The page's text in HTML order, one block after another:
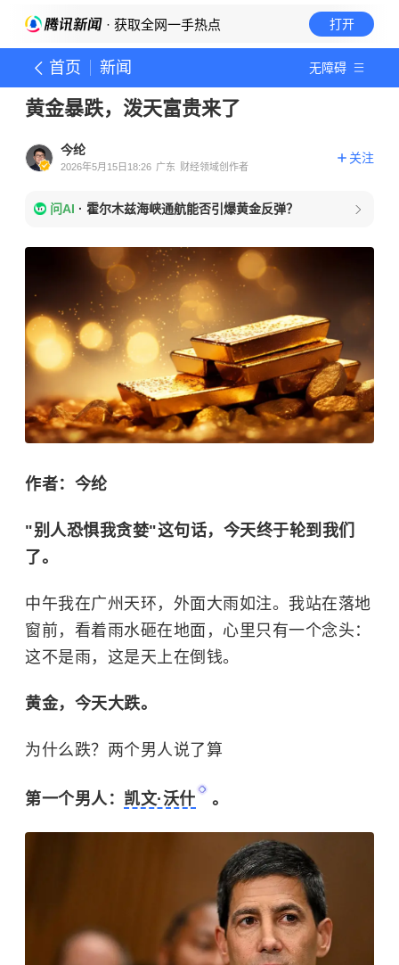
· 获取全网一手热点 打开
首页 新闻 无障碍
黄金暴跌，泼天富贵来了
今纶
2026年5月15日18:26 广东 财经领域创作者
关注
问AI · 霍尔木兹海峡通航能否引爆黄金反弹？
作者：今纶
"别人恐惧我贪婪"这句话，今天终于轮到我们
了。
中午我在广州天环，外面大雨如注。我站在落地
窗前，看着雨水砸在地面，心里只有一个念头：
这不是雨，这是天上在倒钱。
黄金，今天大跌。
为什么跌？两个男人说了算
第一个男人： 凯文·沃什 。